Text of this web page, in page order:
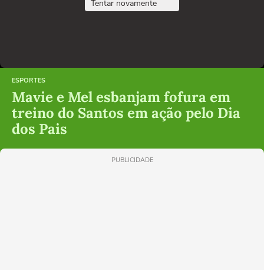
Tentar novamente
ESPORTES
Mavie e Mel esbanjam fofura em
treino do Santos em ação pelo Dia
dos Pais
PUBLICIDADE